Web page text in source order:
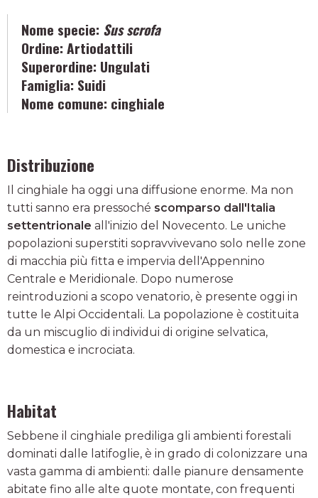
Nome specie: Sus scrofa
Ordine: Artiodattili
Superordine: Ungulati
Famiglia: Suidi
Nome comune: cinghiale
Distribuzione
Il cinghiale ha oggi una diffusione enorme. Ma non
tutti sanno era pressoché scomparso dall'Italia
settentrionale all'inizio del Novecento. Le uniche
popolazioni superstiti sopravvivevano solo nelle zone
di macchia più fitta e impervia dell'Appennino
Centrale e Meridionale. Dopo numerose
reintroduzioni a scopo venatorio, è presente oggi in
tutte le Alpi Occidentali. La popolazione è costituita
da un miscuglio di individui di origine selvatica,
domestica e incrociata.
Habitat
Sebbene il cinghiale prediliga gli ambienti forestali
dominati dalle latifoglie, è in grado di colonizzare una
vasta gamma di ambienti: dalle pianure densamente
abitate fino alle alte quote montate, con frequenti